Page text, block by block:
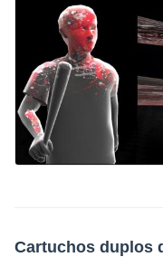
Cartuchos duplos